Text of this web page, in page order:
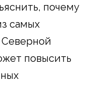
почему
самых
Северной
повысить